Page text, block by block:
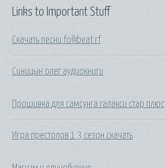
Links to Important Stuff
Скачать песни folkbeat rf
Синицын олег аудиокниги
Прошивка для самсунга галакси стар плюс
Игра престолов 1 3 сезон скачать